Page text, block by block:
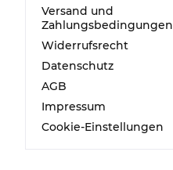
Versand und
Zahlungsbedingungen
Widerrufsrecht
Datenschutz
AGB
Impressum
Cookie-Einstellungen